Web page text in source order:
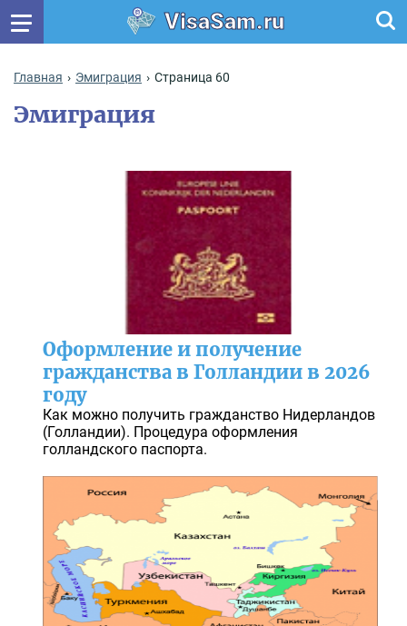
VisaSam.ru
Главная Эмиграция Страница 60
Эмиграция
Оформление и получение
гражданства в Голландии в 2026
году
Как можно получить гражданство Нидерландов
(Голландии). Процедура оформления
голландского паспорта.